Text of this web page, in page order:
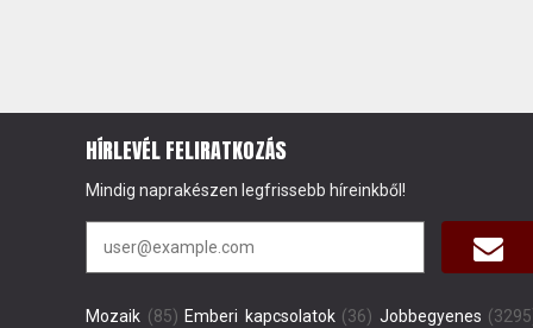
HÍRLEVÉL FELIRATKOZÁS
Mindig naprakészen legfrissebb híreinkből!
Mozaik (85) Emberi kapcsolatok(36) Jobbegyenes